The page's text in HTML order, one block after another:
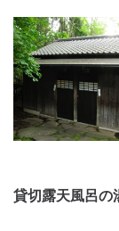
貸切露天風呂の